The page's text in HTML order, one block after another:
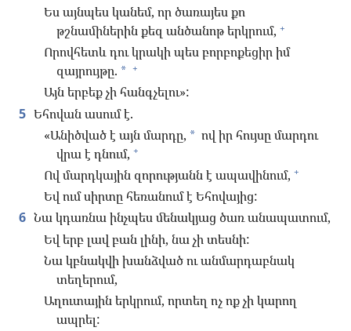
Ես այնպես կանեմ, որ ծառայես քո
թշնամիներին քեզ անծանոթ երկրում, +
Որովհետև դու կրակի պես բորբոքեցիր իմ
զայրույթը. * +
Այն երբեք չի հանգչելու»:
5 Եհովան ասում է.
«Անիծված է այն մարդը, * ով իր հույսը մարդու
վրա է դնում, +
Ով մարդկային զորությանն է ապավինում, +
Եվ ում սիրտը հեռանում է Եհովայից:
6 Նա կդառնա ինչպես մենակյաց ծառ անապատում,
Եվ երբ լավ բան լինի, նա չի տեսնի:
Նա կբնակվի խանձված ու անմարդաբնակ
տեղերում,
Աղուտային երկրում, որտեղ ոչ ոք չի կարող
ապրել: